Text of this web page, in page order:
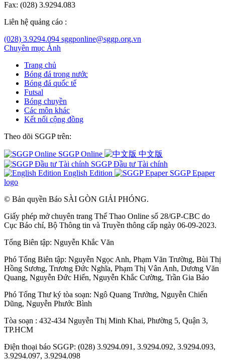
Fax: (028) 3.9294.083
Liên hệ quảng cáo :
(028) 3.9294.094 sggponline@sggp.org.vn
Chuyên mục Ảnh
Trang chủ
Bóng đá trong nước
Bóng đá quốc tế
Futsal
Bóng chuyền
Các môn khác
Kết nối cộng đồng
Theo dõi SGGP trên:
SGGP Online
中文版
SGGP Đầu tư Tài chính
English Edition
SGGP Epaper
logo
© Bản quyền Báo SÀI GÒN GIẢI PHÓNG.
Giấy phép mở chuyên trang Thể Thao Online số 28/GP-CBC do
Cục Báo chí, Bộ Thông tin và Truyền thông cấp ngày 06-09-2023.
Tổng Biên tập: Nguyễn Khắc Văn
Phó Tổng Biên tập: Nguyễn Ngọc Anh, Phạm Văn Trường, Bùi Thị
Hồng Sương, Trương Đức Nghĩa, Phạm Thị Vân Anh, Dương Văn
Quang, Nguyễn Đức Hiển, Nguyễn Khắc Cường, Trần Gia Bảo
Phó Tổng Thư ký tòa soạn: Ngô Quang Trưởng, Nguyễn Chiến
Dũng, Nguyễn Phước Bình
Tòa soạn : 432-434 Nguyễn Thị Minh Khai, Phường 5, Quận 3,
TP.HCM
Điện thoại báo SGGP: (028) 3.9294.091, 3.9294.092, 3.9294.093,
3.9294.097, 3.9294.098